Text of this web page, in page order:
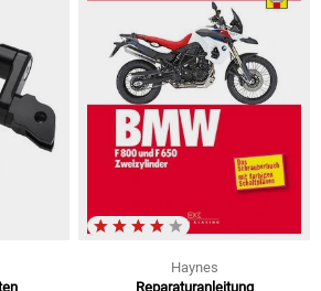
Haynes
Reparaturanleitung